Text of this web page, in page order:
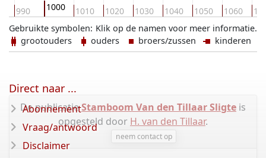
990 1000 1010 1020 1030 1040 1050 1060
Klik op de namen voor meer informatie.
Gebruikte symbolen:
grootouders
ouders broers/zussen kinderen
De publicatieStamboom Van den Tillaar Sligte is
opgesteld door H. van den Tillaar.
neem contact op
Direct naar ...
Abonnement
Vraag/antwoord
Disclaimer